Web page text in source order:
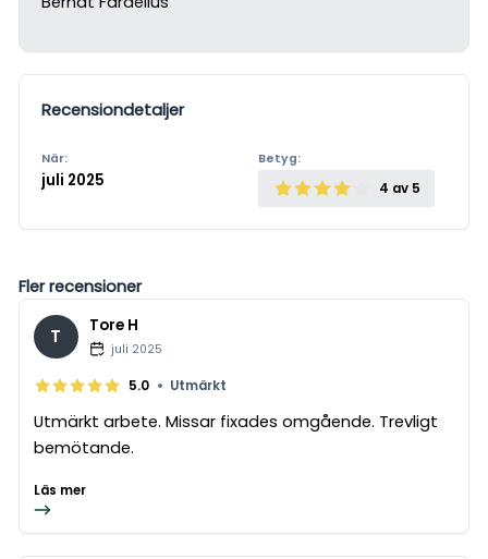
Recensiondetaljer
När:
juli 2025
Betyg:
4 av 5
Fler recensioner
T Tore H
juli 2025
5.0 • Utmärkt
Utmärkt arbete. Missar fixades omgående. Trevligt
bemötande.
Läs mer